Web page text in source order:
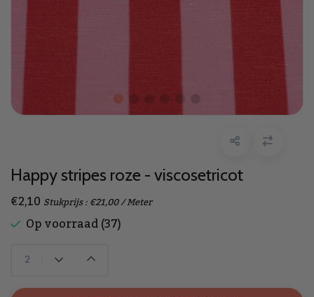
Happy stripes roze - viscosetricot
€2,10 Stukprijs : €21,00 / Meter
Op voorraad (37)